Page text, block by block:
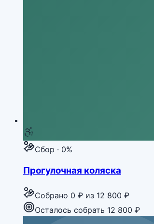
Сбор · 0%
Прогулочная коляска
Собрано 0 ₽ из 12 800 ₽
Осталось собрать 12 800 ₽